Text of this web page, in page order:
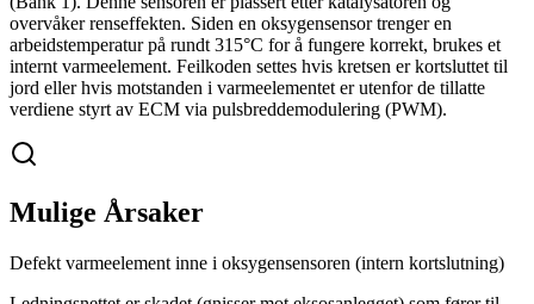
overvåker renseffekten. Siden en oksygensensor trenger en
arbeidstemperatur på rundt 315°C for å fungere korrekt, brukes et
internt varmeelement. Feilkoden settes hvis kretsen er kortsluttet til
jord eller hvis motstanden i varmeelementet er utenfor de tillatte
verdiene styrt av ECM via pulsbreddemodulering (PWM).
Mulige Årsaker
Defekt varmeelement inne i oksygensensoren (intern kortslutning)